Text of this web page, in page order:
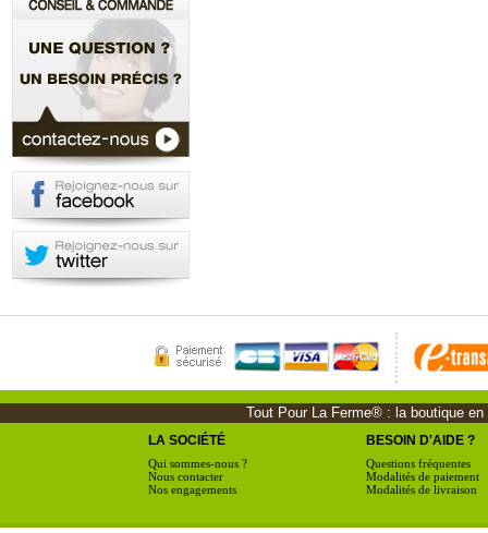
Tout Pour La Ferme® : la boutique
LA SOCIÉTÉ
Qui sommes-nous ?
Nous contacter
Nos engagements
BESOIN D'AIDE ?
Questions fréquentes
Modalités de paiement
Modalités de livraison